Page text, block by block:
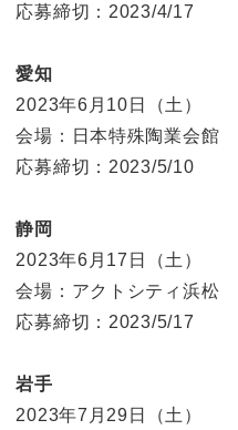
応募締切：2023/4/17
愛知
2023年6月10日（土）
会場：日本特殊陶業会館
応募締切：2023/5/10
静岡
2023年6月17日（土）
会場：アクトシティ浜松
応募締切：2023/5/17
岩手
2023年7月29日（土）